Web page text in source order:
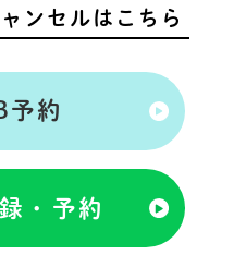
ンセルはこちら
予約
・予約